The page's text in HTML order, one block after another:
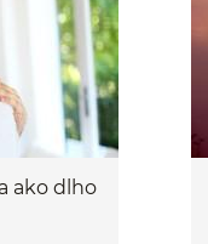
ako dlho